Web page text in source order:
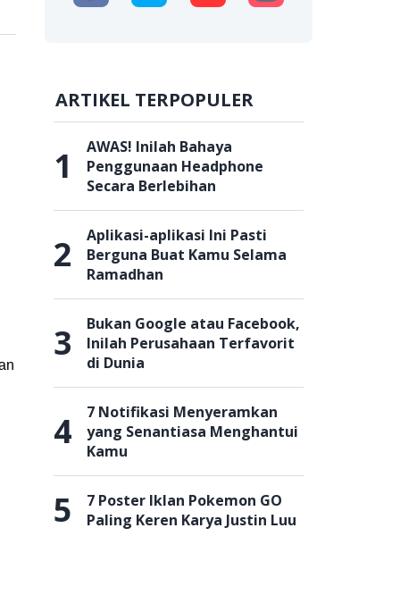
ARTIKEL TERPOPULER
1
AWAS! Inilah Bahaya
Penggunaan Headphone
Secara Berlebihan
2
Aplikasi-aplikasi Ini Pasti
Berguna Buat Kamu Selama
Ramadhan
3
Bukan Google atau Facebook,
Inilah Perusahaan Terfavorit
di Dunia
4
7 Notifikasi Menyeramkan
yang Senantiasa Menghantui
Kamu
5
7 Poster Iklan Pokemon GO
Paling Keren Karya Justin Luu